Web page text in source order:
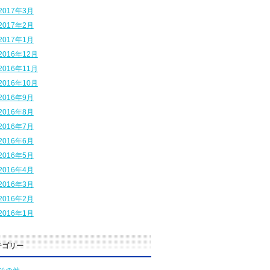
年3月
年2月
年1月
年12月
年11月
年10月
年9月
年8月
年7月
年6月
年5月
年4月
年3月
年2月
年1月
ゴリー